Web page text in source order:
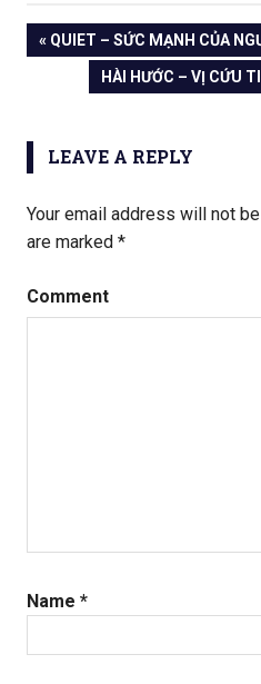
Post
PREVIOUS
POST:
QUIET – SỨC MẠNH CỦA
NEXT
HÀI HƯỚC – VỊ CỨU
LEAVE A REPLY
Your email address will not
are marked *
Comment
Name *